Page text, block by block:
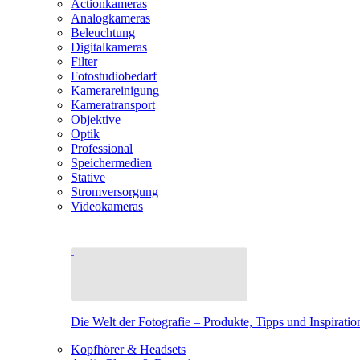
Actionkameras
Analogkameras
Beleuchtung
Digitalkameras
Filter
Fotostudiobedarf
Kamerareinigung
Kameratransport
Objektive
Optik
Professional
Speichermedien
Stative
Stromversorgung
Videokameras
Die Welt der Fotografie – Produkte, Tipps und
Kopfhörer & Headsets